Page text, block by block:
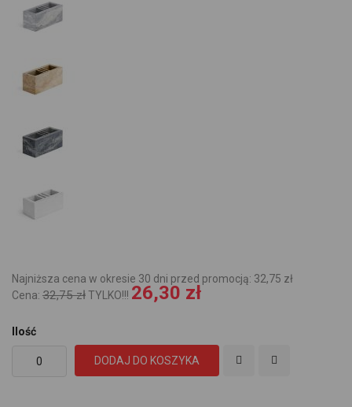
Najniższa cena w okresie 30 dni przed promocją: 32,75 zł
Cena: 32,75 złTYLKO!!! 26,30 zł
Ilość
DODAJ DO KOSZYKA